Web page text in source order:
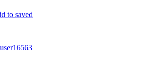
to saved